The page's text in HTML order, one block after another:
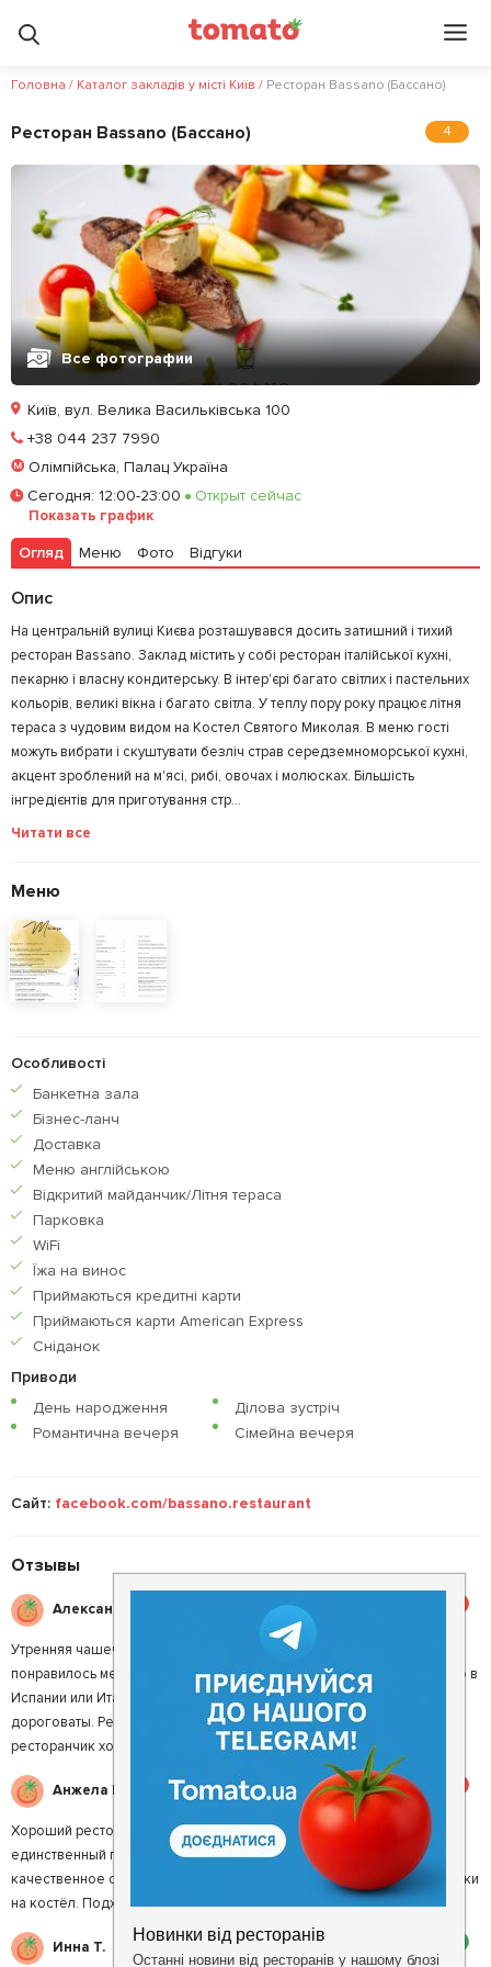
Головна / Каталог закладів у місті Київ / Ресторан Bassano (Бассано)
Ресторан Bassano (Бассано) 4
Все фотографии
Залишити відгук
Київ, вул. Велика Васильківська 100
+38 044 237 7990
Олімпійська, Палац Україна
Сегодня: 12:00-23:00 Открыт сейчас
Показать график
Огляд Меню Фото Відгуки
Опис
На центральній вулиці Києва розташувався досить затишний і тихий
ресторан Bassano. Заклад містить у собі ресторан італійської кухні,
пекарню і власну кондитерську. В інтер'єрі багато світлих і пастельних
кольорів, великі вікна і багато світла. У теплу пору року працює літня
тераса з чудовим видом на Костел Святого Миколая. В меню гості
можуть вибрати і скуштувати безліч страв середземноморської кухні,
акцент зроблений на м'ясі, рибі, овочах і молюсках. Більшість
інгредієнтів для приготування стр...
Читати все
Меню
Особливості
Банкетна зала
Бiзнес-ланч
Доставка
Меню англiйською
Відкритий майданчик/Літня тераса
Парковка
WiFi
Їжа на винос
Приймаються кредитнi карти
Приймаються карти American Express
Сніданок
Приводи
День народження
Ділова зустріч
Романтична вечеря
Сімейна вечеря
Сайт: facebook.com/bassano.restaurant
Отзывы
Александр Д.
Утренняя чашечка кофе с видом на старый костел ! Очень
понравилось место.... как будь-то вовсе не в Киеве сидишь), а где-то в
Испании или Италии. Кофе и десерты вкусные. Основные блюда
дороговаты. Рекомендую круассаны и чизкейк. А вообще,
ресторанчик хорош для субботнего завтрака с другом!
Анжела Ш.
Хороший ресторан в центре города. В Бассано вкусно, но это не
единственный повод его постить. Есть еще несколько причин: 1)
качественное обслуживание 2) великолепный вид с летней площадки
на костёл. Подходит для свиданий и деловых встреч.
Инна Т.